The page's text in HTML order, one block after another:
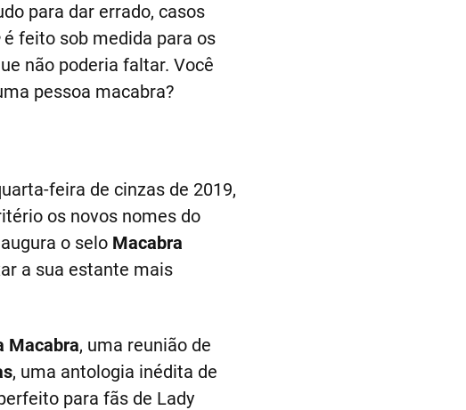
para dar errado, casos
é feito sob medida para os
não poderia faltar. Você
pessoa macabra?
feira de cinzas de 2019,
os novos nomes do
o selo Macabra
a sua estante mais
Macabra, uma reunião de
, uma antologia inédita de
para fãs de Lady